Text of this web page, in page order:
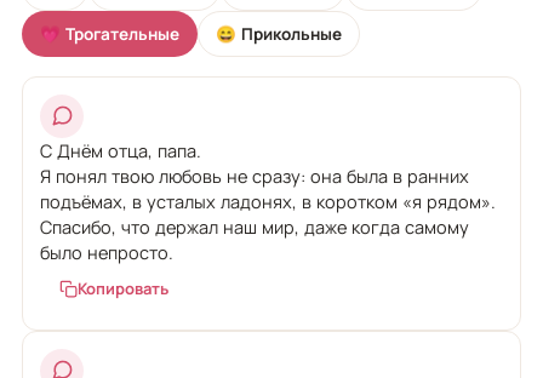
💗 Трогательные 😄 Прикольные
С Днём отца, папа.
Я понял твою любовь не сразу: она была в ранних
подъёмах, в усталых ладонях, в коротком «я рядом».
Спасибо, что держал наш мир, даже когда самому
было непросто.
Копировать